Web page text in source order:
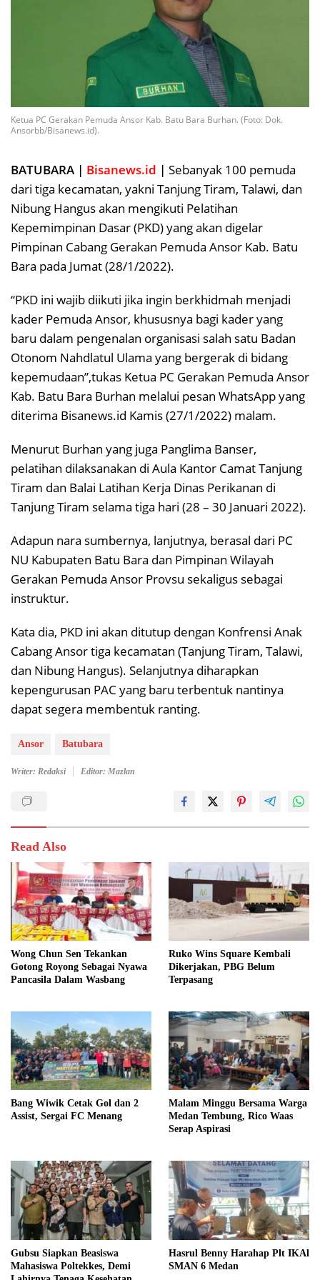
Ketua PC Gerakan Pemuda Ansor Kab. Batu Bara Burhan. (Foto: Dok.
Ansorbb/Bisanews.id).
BATUBARA | Bisanews.id | Sebanyak 100 pemuda
dari tiga kecamatan, yakni Tanjung Tiram, Talawi, dan
Nibung Hangus akan mengikuti Pelatihan
Kepemimpinan Dasar (PKD) yang akan digelar
Pimpinan Cabang Gerakan Pemuda Ansor Kab. Batu
Bara pada Jumat (28/1/2022).
“PKD ini wajib diikuti jika ingin berkhidmah menjadi
kader Pemuda Ansor, khususnya bagi kader yang
baru dalam pengenalan organisasi salah satu Badan
Otonom Nahdlatul Ulama yang bergerak di bidang
kepemudaan”,tukas Ketua PC Gerakan Pemuda Ansor
Kab. Batu Bara Burhan melalui pesan WhatsApp yang
diterima Bisanews.id Kamis (27/1/2022) malam.
Menurut Burhan yang juga Panglima Banser,
pelatihan dilaksanakan di Aula Kantor Camat Tanjung
Tiram dan Balai Latihan Kerja Dinas Perikanan di
Tanjung Tiram selama tiga hari (28 – 30 Januari 2022).
Adapun nara sumbernya, lanjutnya, berasal dari PC
NU Kabupaten Batu Bara dan Pimpinan Wilayah
Gerakan Pemuda Ansor Provsu sekaligus sebagai
instruktur.
Kata dia, PKD ini akan ditutup dengan Konfrensi Anak
Cabang Ansor tiga kecamatan (Tanjung Tiram, Talawi,
dan Nibung Hangus). Selanjutnya diharapkan
kepengurusan PAC yang baru terbentuk nantinya
dapat segera membentuk ranting.
Ansor Batubara
Writer: Redaksi Editor: Mazlan
Read Also
Wong Chun Sen Tekankan
Gotong Royong Sebagai Nyawa
Pancasila Dalam Wasbang
Ruko Wins Square Kembali
Dikerjakan, PBG Belum
Terpasang
Bang Wiwik Cetak Gol dan 2
Assist, Sergai FC Menang
Malam Minggu Bersama Warga
Medan Tembung, Rico Waas
Serap Aspirasi
Gubsu Siapkan Beasiswa
Mahasiswa Poltekkes, Demi
Hasrul Benny Harahap Plt IKAl
SMAN 6 Medan